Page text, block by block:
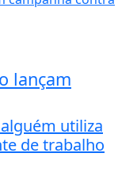
lançam
utiliza
de trabalho